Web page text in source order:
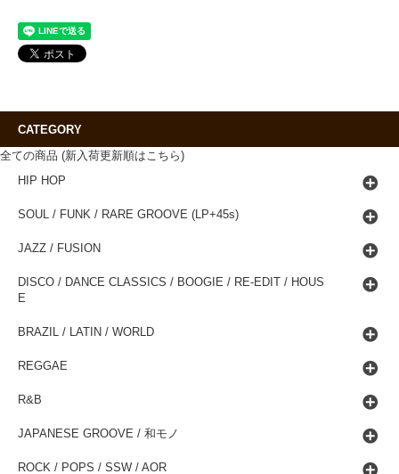
CATEGORY
全ての商品 (新入荷更新順はこちら)
HIP HOP
SOUL / FUNK / RARE GROOVE (LP+45s)
JAZZ / FUSION
DISCO / DANCE CLASSICS / BOOGIE / RE-EDIT / HOUS
E
BRAZIL / LATIN / WORLD
REGGAE
R&B
JAPANESE GROOVE / 和モノ
ROCK / POPS / SSW / AOR